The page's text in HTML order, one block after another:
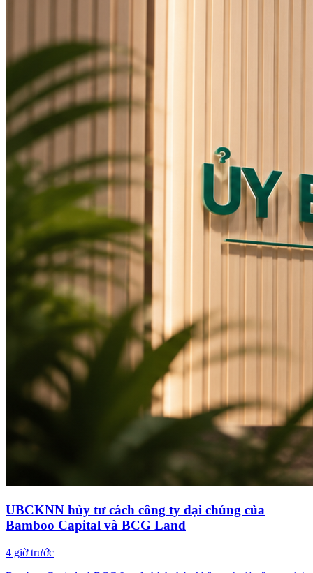
UBCKNN hủy tư cách công ty đại chúng của
Bamboo Capital và BCG Land
4 giờ trước